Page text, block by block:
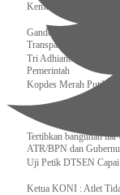
Kemenekraf –
Gandeng KPK , Gus
Transparan dan Tepat
Tri Adhianto Katakan :
Pemerintah
Kopdes Merah Putih
Presiden, Prabowo
Tertibkan bangunan
ATR/BPN dan
Uji Petik DTSEN Capai
Ketua KONI : Atlet